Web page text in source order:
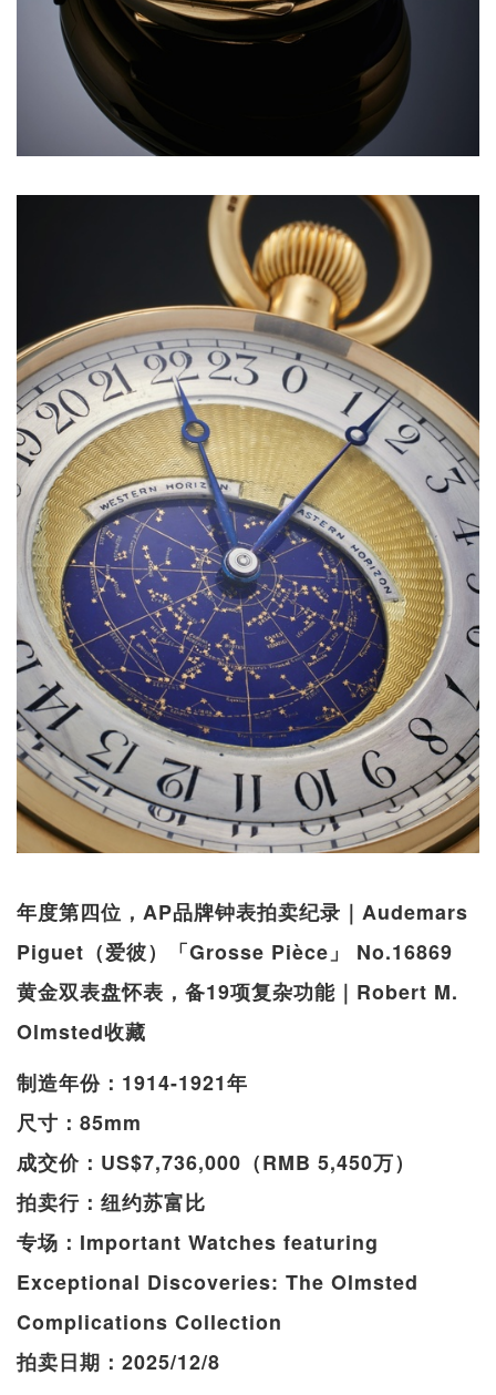
年度第四位，AP品牌钟表拍卖纪录｜Audemars
Piguet（爱彼）「Grosse Pièce」 No.16869
黄金双表盘怀表，备19项复杂功能｜Robert M.
Olmsted收藏
制造年份：1914-1921年
尺寸：85mm
成交价：US$7,736,000（RMB 5,450万）
拍卖行：纽约苏富比
专场：Important Watches featuring
Exceptional Discoveries: The Olmsted
Complications Collection
拍卖日期：2025/12/8